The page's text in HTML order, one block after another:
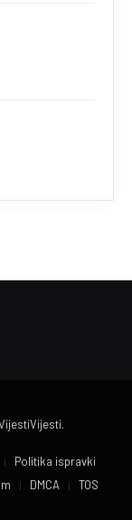
.
Politika ispravki
DMCA TOS